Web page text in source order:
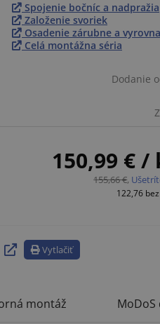
Spojenie bočníc a nadpražia
Založenie svoriek
Osadenie zárubne a
Celá montážna séria
Dodanie
150,99 € /
155,66 €,
122,76
Vytlačiť
montáž